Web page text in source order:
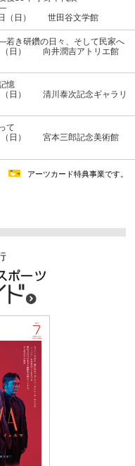
日（日） 世田谷文学館
き研鑽の日々、そして民家へ
（日） 向井潤吉アトリエ館
憶
（日） 清川泰次記念ギャラリ
て
（日） 宮本三郎記念美術館
アーツカード特典事業です。